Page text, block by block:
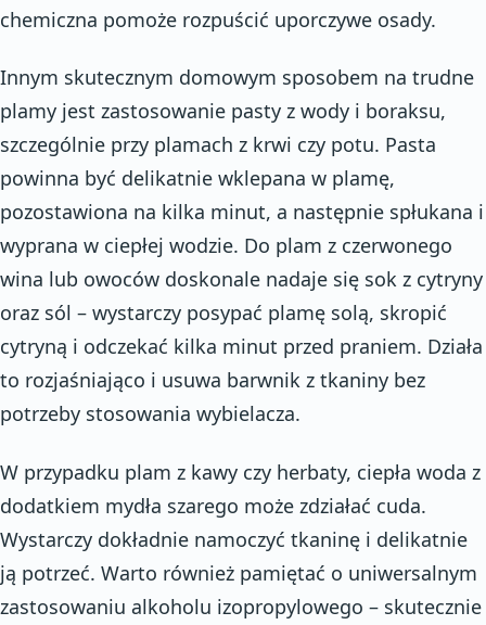
chemiczna pomoże rozpuścić uporczywe osady.
Innym skutecznym domowym sposobem na trudne
plamy jest zastosowanie pasty z wody i boraksu,
szczególnie przy plamach z krwi czy potu. Pasta
powinna być delikatnie wklepana w plamę,
pozostawiona na kilka minut, a następnie spłukana i
wyprana w ciepłej wodzie. Do plam z czerwonego
wina lub owoców doskonale nadaje się sok z cytryny
oraz sól – wystarczy posypać plamę solą, skropić
cytryną i odczekać kilka minut przed praniem. Działa
to rozjaśniająco i usuwa barwnik z tkaniny bez
potrzeby stosowania wybielacza.
W przypadku plam z kawy czy herbaty, ciepła woda z
dodatkiem mydła szarego może zdziałać cuda.
Wystarczy dokładnie namoczyć tkaninę i delikatnie
ją potrzeć. Warto również pamiętać o uniwersalnym
zastosowaniu alkoholu izopropylowego – skutecznie